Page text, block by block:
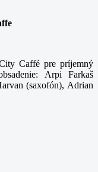
Caffé pre príjemný
Arpi Farkaš
(saxofón), Adrian